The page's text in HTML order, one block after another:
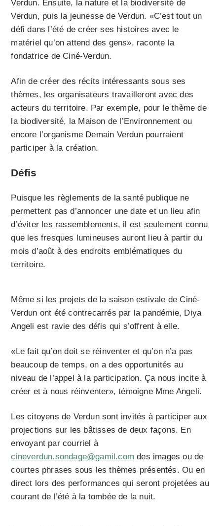
Verdun. Ensuite, la nature et la biodiversité de
Verdun, puis la jeunesse de Verdun. «C’est tout un
défi dans l’été de créer ses histoires avec le
matériel qu’on attend des gens», raconte la
fondatrice de Ciné-Verdun.
Afin de créer des récits intéressants sous ses
thèmes, les organisateurs travailleront avec des
acteurs du territoire. Par exemple, pour le thème de
la biodiversité, la Maison de l’Environnement ou
encore l’organisme Demain Verdun pourraient
participer à la création.
Défis
Puisque les règlements de la santé publique ne
permettent pas d’annoncer une date et un lieu afin
d’éviter les rassemblements, il est seulement connu
que les fresques lumineuses auront lieu à partir du
mois d’août à des endroits emblématiques du
territoire.
Même si les projets de la saison estivale de Ciné-
Verdun ont été contrecarrés par la pandémie, Diya
Angeli est ravie des défis qui s’offrent à elle.
«Le fait qu’on doit se réinventer et qu’on n’a pas
beaucoup de temps, on a des opportunités au
niveau de l’appel à la participation. Ça nous incite à
créer et à nous réinventer», témoigne Mme Angeli.
Les citoyens de Verdun sont invités à participer aux
projections sur les bâtisses de deux façons. En
envoyant par courriel à
cineverdun.sondage@gamil.com des images ou de
courtes phrases sous les thèmes présentés. Ou en
direct lors des performances qui seront projetées au
courant de l’été à la tombée de la nuit.